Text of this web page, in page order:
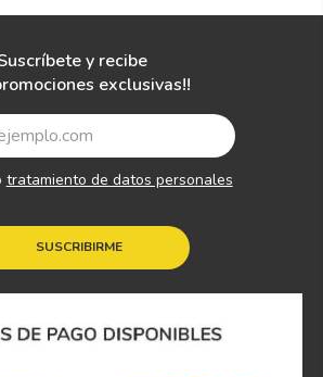
y recibe
exclusivas!!
SUSCRIBIRME
tratamiento de datos personales